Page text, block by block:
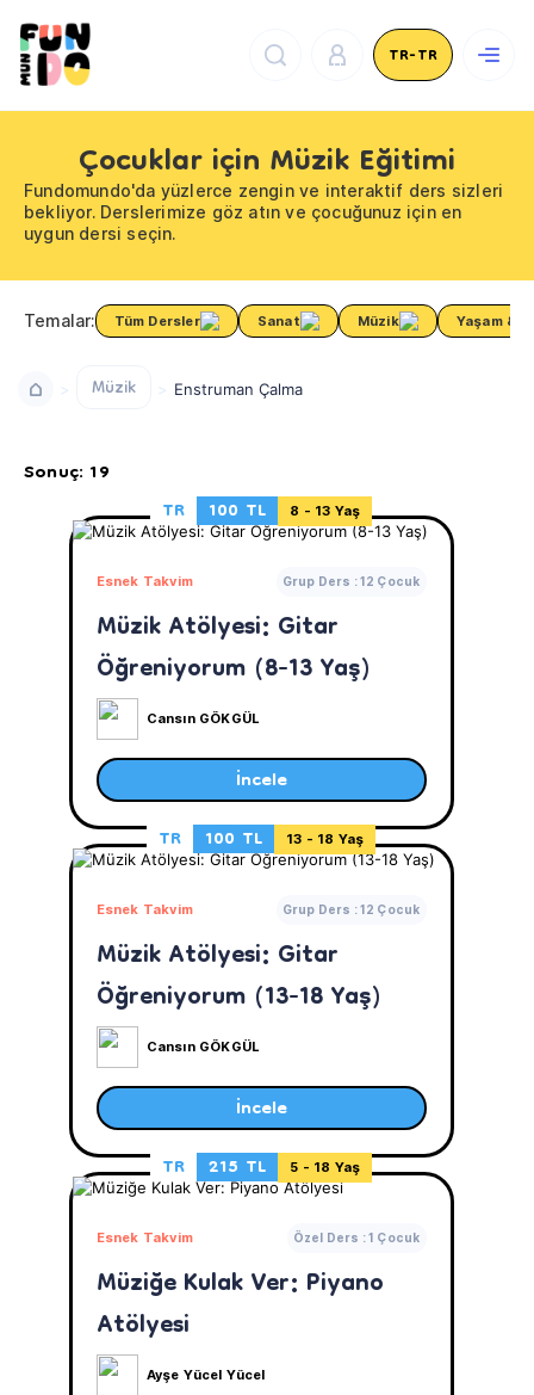
TR-TR
Çocuklar için Müzik Eğitimi
Fundomundo'da yüzlerce zengin ve interaktif ders sizleri
bekliyor. Derslerimize göz atın ve çocuğunuz için en
uygun dersi seçin.
Temalar: Tüm Dersler Sanat Müzik Yaşam &
Müzik Enstruman Çalma
Sonuç: 19
TR
100 TL 8 - 13 Yaş
Esnek Takvim Grup Ders : 12 Çocuk
Müzik Atölyesi: Gitar
Öğreniyorum (8-13 Yaş)
Cansın GÖKGÜL
İncele
TR
100 TL 13 - 18 Yaş
Esnek Takvim Grup Ders : 12 Çocuk
Müzik Atölyesi: Gitar
Öğreniyorum (13-18 Yaş)
Cansın GÖKGÜL
İncele
TR 215 TL 5 - 18 Yaş
Esnek Takvim Özel Ders : 1 Çocuk
Müziğe Kulak Ver: Piyano
Atölyesi
Ayşe Yücel Yücel